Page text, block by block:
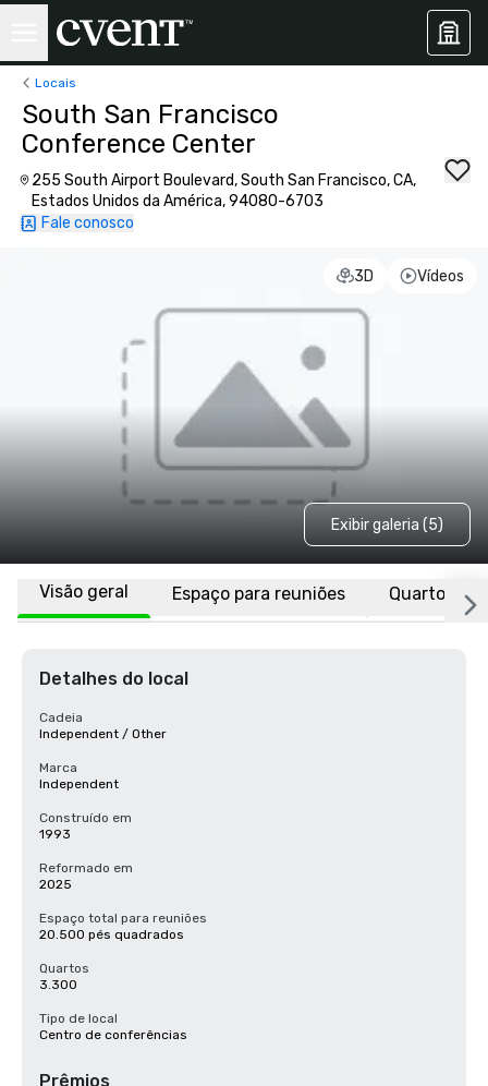
Locais
South San Francisco
Conference Center
255 South Airport Boulevard, South San Francisco, CA,
Estados Unidos da América, 94080-6703
Fale conosco
3D Vídeos
Exibir galeria (5)
Visão geral Espaço para reuniões Quartos
Detalhes do local
Cadeia
Independent / Other
Marca
Independent
Construído em
1993
Reformado em
2025
Espaço total para reuniões
20.500 pés quadrados
Quartos
3.300
Tipo de local
Centro de conferências
Prêmios